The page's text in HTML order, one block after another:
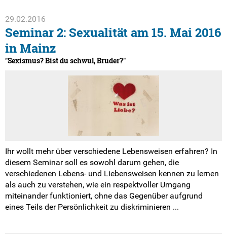
29.02.2016
Seminar 2: Sexualität am 15. Mai 2016
in Mainz
"Sexismus? Bist du schwul, Bruder?"
Ihr wollt mehr über verschiedene Lebensweisen erfahren? In
diesem Seminar soll es sowohl darum gehen, die
verschiedenen Lebens- und Liebensweisen kennen zu lernen
als auch zu verstehen, wie ein respektvoller Umgang
miteinander funktioniert, ohne das Gegenüber aufgrund
eines Teils der Persönlichkeit zu diskriminieren ...